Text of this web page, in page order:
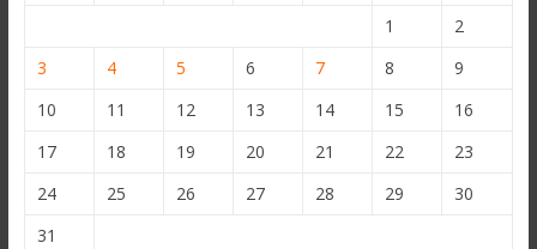
1
2
3
4 5 6 7 8
9
10
11 12 13 14 15
16
17
18 19 20 21 22
23
24
25 26 27 28 29
30
31